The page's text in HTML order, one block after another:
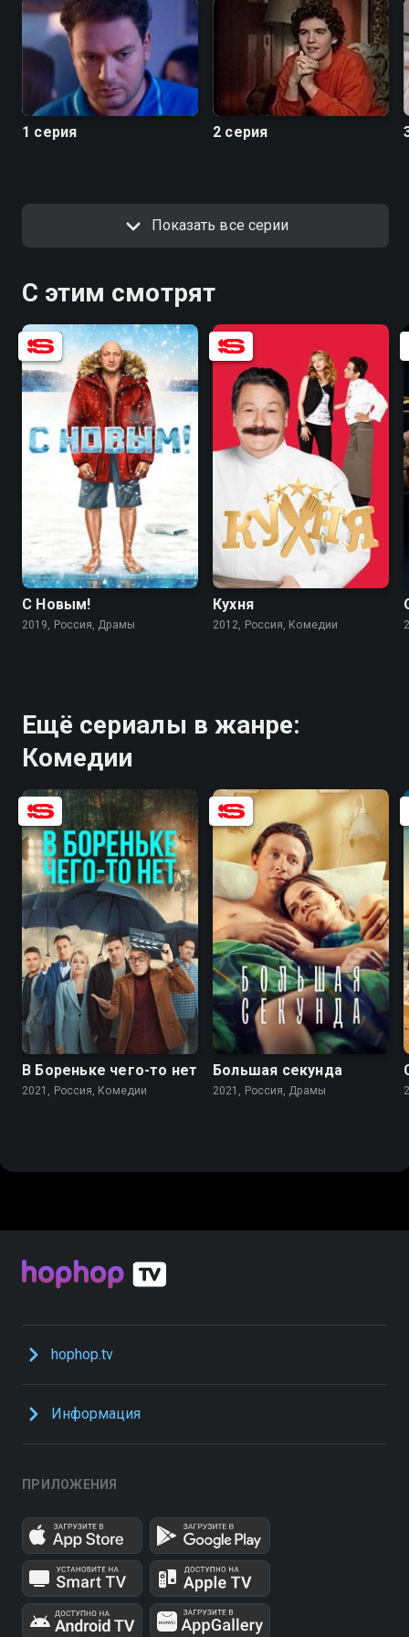
«Короче. Скетчи» можно онлайн.
Посмотреть онлайн 1 сезон сериала Короче. Скетчи
вы можете совершенно бесплатно в хорошем HD
качестве на hophop.tv
1 серия 2 серия
Показать все серии
С этим смотрят
5.7 5.4
С Новым!
2019, Россия, Драмы
8.4
Кухня
2012, Россия, Комедии
Ещё сериалы в жанре:
Комедии
7.0 6.5
В Бореньке чего-то нет
2021, Россия, Комедии
8.3 7.9
Большая секунда
2021, Россия, Драмы
hophop.tv
Информация
ПРИЛОЖЕНИЯ